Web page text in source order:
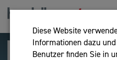
Diese Website
Informationen dazu
Benutzer finden Sie in